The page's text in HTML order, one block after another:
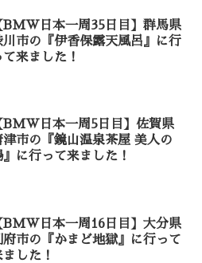
BMW日本一周35日目】群馬県
川市の『伊香保露天風呂』に行
て来ました！
BMW日本一周5日目】佐賀県
津市の『鏡山温泉茶屋 美人の
』に行って来ました！
BMW日本一周16日目】大分県
府市の『かまど地獄』に行って
ました！